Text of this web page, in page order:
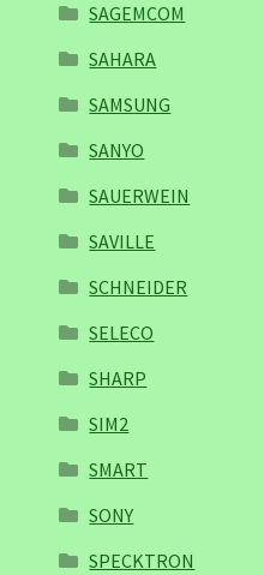
SAGEMCOM
SAHARA
SAMSUNG
SANYO
SAUERWEIN
SAVILLE
SCHNEIDER
SELECO
SHARP
SIM2
SMART
SONY
SPECKTRON